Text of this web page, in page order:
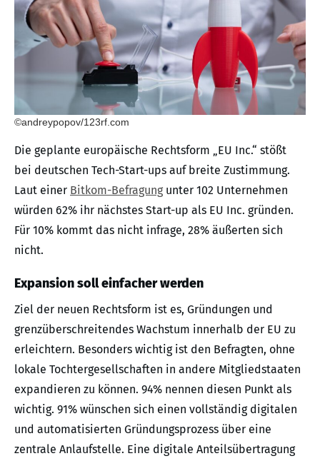
©andreypopov/123rf.com
Die geplante europäische Rechtsform „EU Inc.“ stößt
bei deutschen Tech-Start-ups auf breite Zustimmung.
Laut einer Bitkom-Befragungunter 102 Unternehmen
würden 62% ihr nächstes Start-up als EU Inc. gründen.
Für 10% kommt das nicht infrage, 28% äußerten sich
nicht.
Expansion soll einfacher werden
Ziel der neuen Rechtsform ist es, Gründungen und
grenzüberschreitendes Wachstum innerhalb der EU zu
erleichtern. Besonders wichtig ist den Befragten, ohne
lokale Tochtergesellschaften in andere Mitgliedstaaten
expandieren zu können. 94% nennen diesen Punkt als
wichtig. 91% wünschen sich einen vollständig digitalen
und automatisierten Gründungsprozess über eine
zentrale Anlaufstelle. Eine digitale Anteilsübertragung